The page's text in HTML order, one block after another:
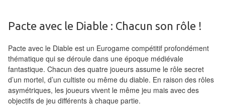
les
Pour
la
famille
Pacte avec le Diable : Chacun son rôle !
Pacte avec le Diable est un Eurogame compétitif profondément
thématique qui se déroule dans une époque médiévale
fantastique. Chacun des quatre joueurs assume le rôle secret
d’un mortel, d’un cultiste ou même du diable. En raison des rôles
asymétriques, les joueurs vivent le même jeu mais avec des
objectifs de jeu différents à chaque partie.